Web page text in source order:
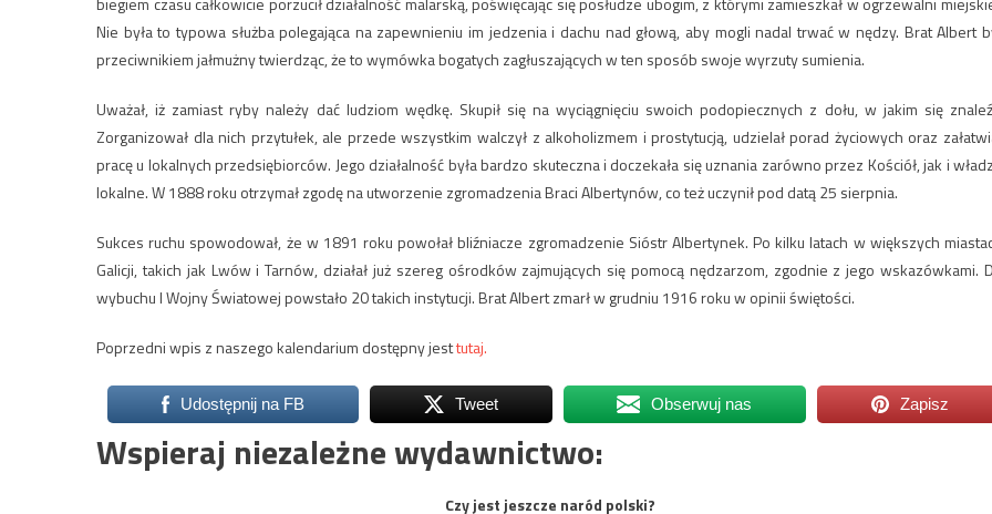
Nie była to typowa służba polegająca na zapewnieniu im jedzenia i dachu nad głową, aby mogli nadal trwać w nędzy. Brat Albert
przeciwnikiem jałmużny twierdząc, że to wymówka bogatych zagłuszających w ten sposób swoje wyrzuty sumienia.
Uważał, iż zamiast ryby należy dać ludziom wędkę. Skupił się na wyciągnięciu swoich podopiecznych z dołu, w jakim się
Zorganizował dla nich przytułek, ale przede wszystkim walczył z alkoholizmem i prostytucją, udzielał porad życiowych oraz
pracę u lokalnych przedsiębiorców. Jego działalność była bardzo skuteczna i doczekała się uznania zarówno przez Kościół, jak i
lokalne. W 1888 roku otrzymał zgodę na utworzenie zgromadzenia Braci Albertynów, co też uczynił pod datą 25 sierpnia.
Sukces ruchu spowodował, że w 1891 roku powołał bliźniacze zgromadzenie Sióstr Albertynek. Po kilku latach w większych
Galicji, takich jak Lwów i Tarnów, działał już szereg ośrodków zajmujących się pomocą nędzarzom, zgodnie z jego wskazówkami.
wybuchu I Wojny Światowej powstało 20 takich instytucji. Brat Albert zmarł w grudniu 1916 roku w opinii świętości.
Poprzedni wpis z naszego kalendarium dostępny jesttutaj.
Udostępnij na FB Tweet Obserwuj nas Zapisz
Wspieraj niezależne wydawnictwo:
Czy jest jeszcze naród polski?